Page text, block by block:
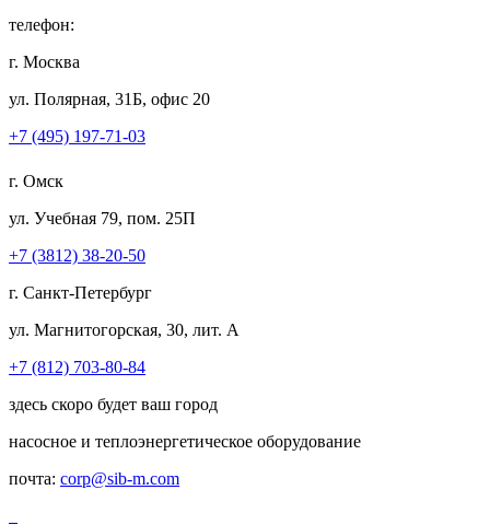
телефон:
г. Москва
ул. Полярная, 31Б, офис 20
+7 (495) 197-71-03
г. Омск
ул. Учебная 79, пом. 25П
+7 (3812) 38-20-50
г. Санкт-Петербург
ул. Магнитогорская, 30, лит. А
+7 (812) 703-80-84
здесь скоро будет ваш город
насосное и теплоэнергетическое оборудование
почта: corp@sib-m.com